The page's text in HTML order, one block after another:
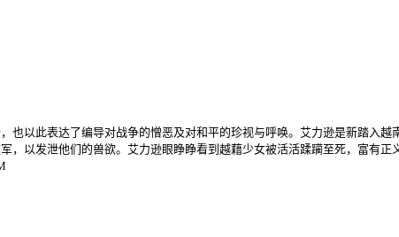
以此表达了编导对战争的憎恶及对和平的珍视与呼唤。艾力逊是新踏入越
，以发泄他们的兽欲。艾力逊眼睁睁看到越藉少女被活活蹂躏至死，富有